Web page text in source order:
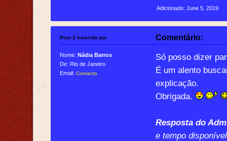
Adicionado: June 5, 2019
Post 3 Inserido por Comentário:
Nome:Nádia Barros
De: Rio de Janeiro
Email:Contacto
Só posso dizer
É um alento
explicação.
Obrigada.
Resposta do
e tempo